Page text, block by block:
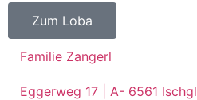
Zum Loba
Familie Zangerl
Eggerweg 17 | A- 6561 Ischgl